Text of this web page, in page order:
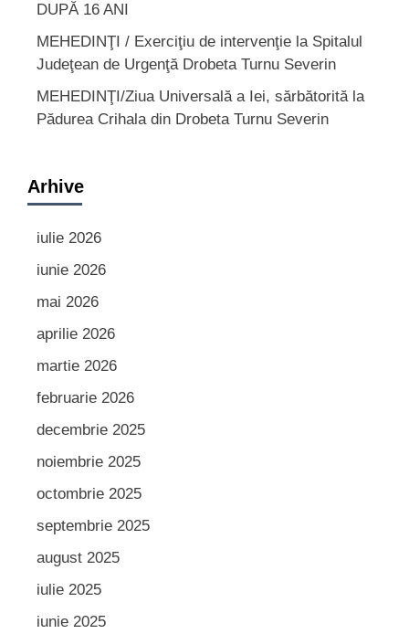
DUPĂ 16 ANI
MEHEDINŢI / Exerciţiu de intervenţie la Spitalul
Judeţean de Urgenţă Drobeta Turnu Severin
MEHEDINŢI/Ziua Universală a Iei, sărbătorită la
Pădurea Crihala din Drobeta Turnu Severin
Arhive
iulie 2026
iunie 2026
mai 2026
aprilie 2026
martie 2026
februarie 2026
decembrie 2025
noiembrie 2025
octombrie 2025
septembrie 2025
august 2025
iulie 2025
iunie 2025